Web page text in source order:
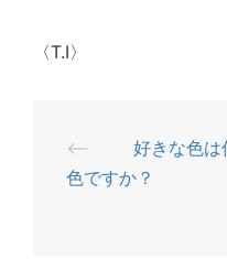
〈T.I〉
投
稿
⟵
好きな色は
色ですか？